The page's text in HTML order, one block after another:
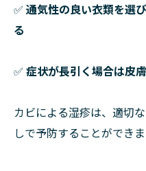
✅ 通気性の良い衣類を選
る
✅ 症状が長引く場合は皮
カビによる湿疹は、適切
しで予防することができま